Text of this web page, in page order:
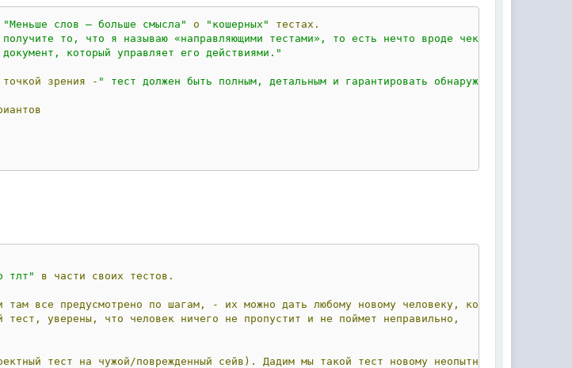
"Меньше слов — больше смысла" о "кошерных"
тестах.
то, что я называю «направляющими тестами», то есть нечто вроде чек-листа,
который управляет его действиями."
точкой зрения - " тест должен быть полным, детальным и гарантировать обнаружение ошибок"
тлт" в части своих тестов.
там все предусмотрено по шагам, - их можно дать любому новому человеку, который
тест, уверены, что человек ничего не пропустит и не поймет
неправильно,
тест на чужой/поврежденный сейв). Дадим мы такой тест новому неопытному